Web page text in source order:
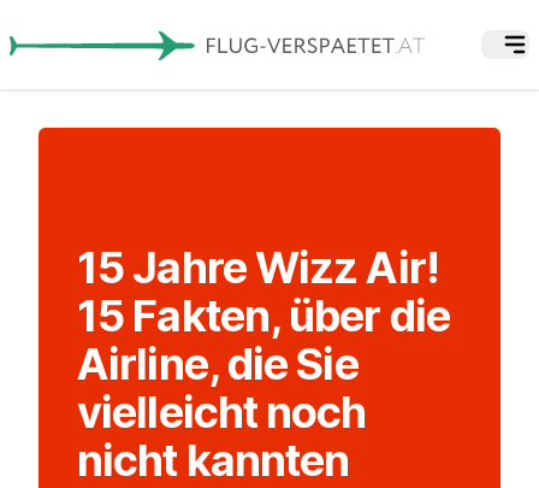
15 Jahre Wizz Air!
15 Fakten, über die
Airline, die Sie
vielleicht noch
nicht kannten